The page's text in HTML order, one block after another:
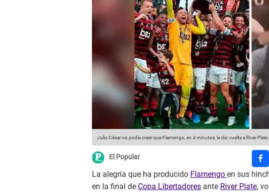
Julio César no podía creer que Flamengo, en 4 minutos, le dio vuelta a River Plate
El Popular
La alegría que ha producido Flamengo en sus
en la final de Copa Libertadores ante River Plate,